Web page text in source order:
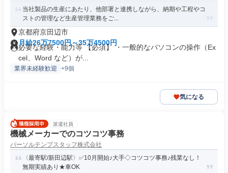
当社製品の生産にあたり、他部署と連携しながら、納期や工程やコ
ストの管理など生産管理業務をご...
京都府京田辺市
月給26万7500円～35万4500円
必要な経験・能力等 【必須】 ・一般的なパソコンの操作（Ex
cel、Word など）が...
業界未経験歓迎 +9個
気になる
派遣社員
機械メーカーでのコツコツ事務
パーソルテンプスタッフ株式会社
〈最寄駅/新田辺駅〉✅️10月開始♪大手◇コツコツ事務♪残業なし！
無期実績あり★車OK